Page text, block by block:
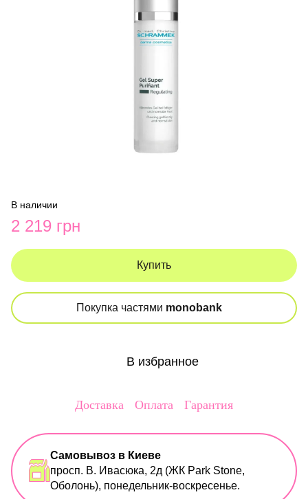
В наличии
2 219 грн
Купить
Покупка частями monobank
В избранное
Доставка Оплата Гарантия
Самовывоз в Киеве
просп. В. Ивасюка, 2д (ЖК Park Stone,
Оболонь), понедельник-воскресенье.